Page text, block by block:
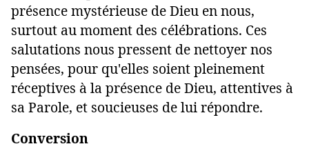
présence mystérieuse de Dieu en nous,
surtout au moment des célébrations. Ces
salutations nous pressent de nettoyer nos
pensées, pour qu'elles soient pleinement
réceptives à la présence de Dieu, attentives à
sa Parole, et soucieuses de lui répondre.
Conversion